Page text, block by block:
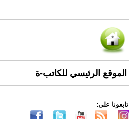
الموقع الرئيسي للكاتب-ة
تابعونا على: